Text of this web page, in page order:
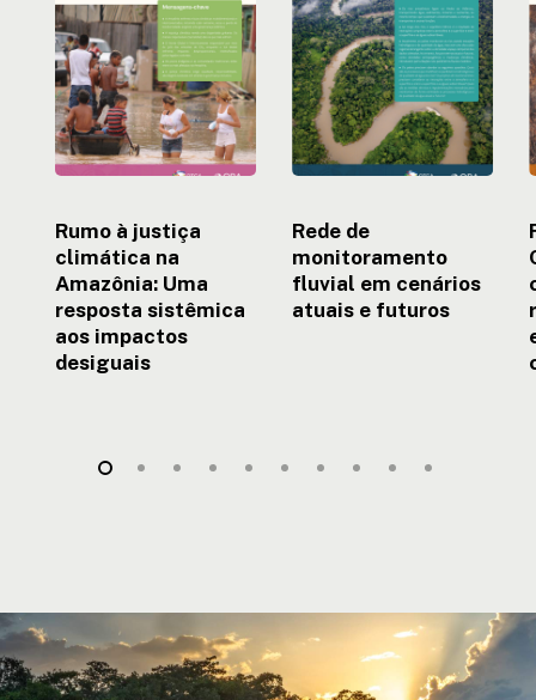
climática
na
Amazônia:
Uma
resposta
sistêmica
aos
desiguais
Rumo à justiça
climática na
Amazônia: Uma
resposta sistêmica
aos impactos
desiguais
fluvial
em
cenários
atuais
e
futuros
Rede de
monitoramento
fluvial em cenários
atuais e futuros